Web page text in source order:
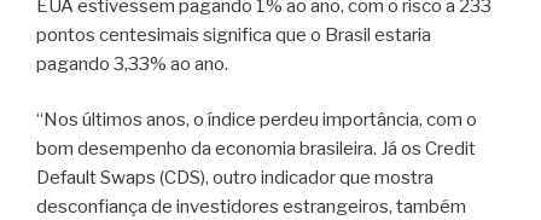
EUA estivessem pagando 1% ao ano, com o risco a 233
pontos centesimais significa que o Brasil estaria
pagando 3,33% ao ano.
“Nos últimos anos, o índice perdeu importância, com o
bom desempenho da economia brasileira. Já os Credit
Default Swaps (CDS), outro indicador que mostra
desconfiança de investidores estrangeiros, também